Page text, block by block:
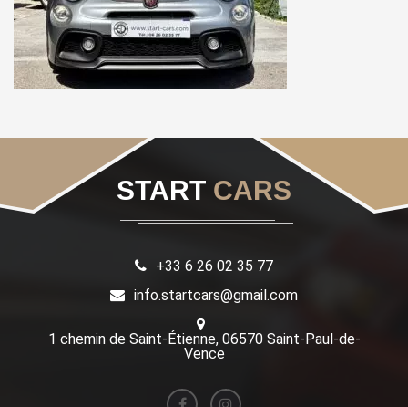
START CARS
+33 6 26 02 35 77
info.startcars@gmail.com
1 chemin de Saint-Étienne, 06570 Saint-Paul-de-
Vence